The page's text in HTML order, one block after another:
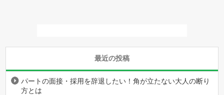
最近の投稿
パートの面接・採用を辞退したい！角が立たない大人の断り
方とは